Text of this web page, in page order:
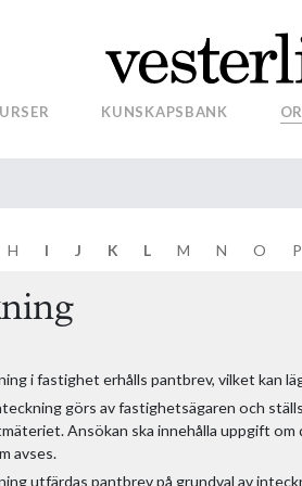
KUNSKAPSBANK
H I J K L M N O P
- Hyresrätt
i fastighet erhålls pantbrev, vilket kan
görs av fastighetsägaren och
Ansökan ska innehålla uppgift
avses.
utfärdas pantbrev på grundval av